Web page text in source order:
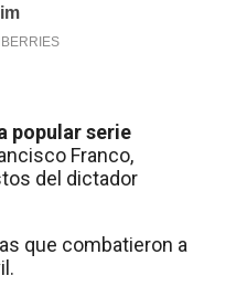
popular serie
Franco,
del dictador
que combatieron a